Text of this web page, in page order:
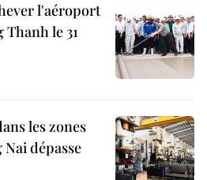
l'aéroport
le 31
les zones
dépasse